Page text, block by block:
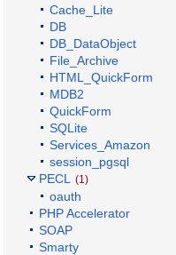
Cache_Lite
DB
DB_DataObject
File_Archive
HTML_QuickForm
MDB2
QuickForm
SQLite
Services_Amazon
session_pgsql
PECL
(1)
oauth
PHP Accelerator
SOAP
Smarty